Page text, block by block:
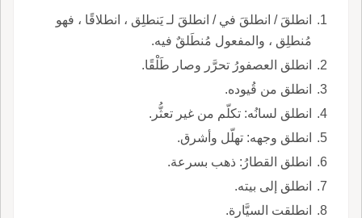
انطلقَ / انطلقَ في / انطلقَ لـ يَنطلِق ، انطلاقًا ، فهو
مُنطلِق ، والمفعول مُنطَلقٌ فيه.
انطلق العصفورُ تحرَّر وصار طَلْقًا.
انطلق من قُيوده.
انطلق لسانُه: تكلّم من غير تعثُّر.
انطلق وجهه: تهلّل وأشرق.
انطلق القطارُ: ذهب بسرعة.
انطلق إلى بيته.
انطلقت السيَّارة.